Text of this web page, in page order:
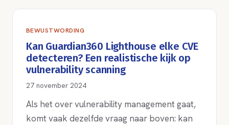
BEWUSTWORDING
Kan Guardian360 Lighthouse elke CVE
detecteren? Een realistische kijk op
vulnerability scanning
27 november 2024
Als het over vulnerability management gaat,
komt vaak dezelfde vraag naar boven: kan